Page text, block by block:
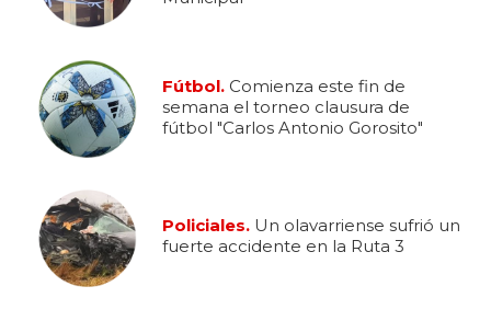
Fútbol. Comienza este fin de
semana el torneo clausura de
fútbol "Carlos Antonio Gorosito"
Policiales. Un olavarriense sufrió un
fuerte accidente en la Ruta 3